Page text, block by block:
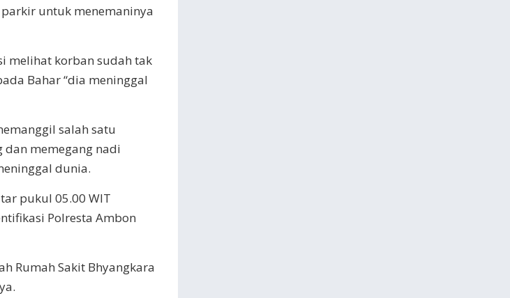
untuk menemaninya
melihat korban sudah tak
Bahar “dia meninggal
salah satu
dan memegang nadi
dunia.
pukul 05.00 WIT
Polresta Ambon
Rumah Sakit Bhyangkara